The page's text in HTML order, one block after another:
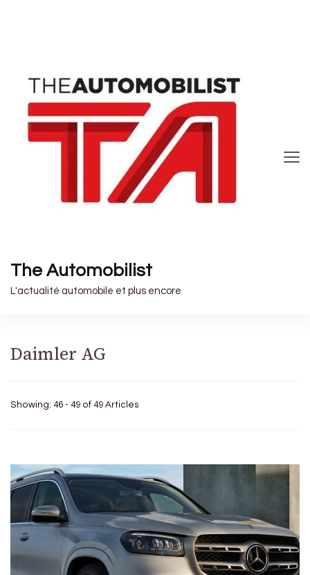
The Automobilist
L'actualité automobile et plus encore
Daimler AG
Showing: 46 - 49 of 49 Articles